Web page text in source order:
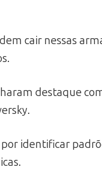
cair nessas
destaque
identificar